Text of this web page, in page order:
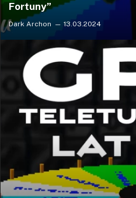
Fortuny”
Dark Archon 13.03.2024